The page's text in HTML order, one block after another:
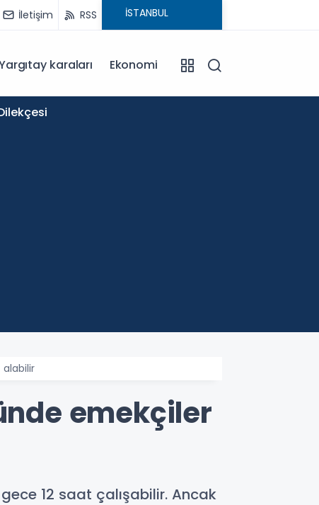
İletişim RSS
karaları Ekonomi
emekçiler
12 saat çalışabilir. Ancak